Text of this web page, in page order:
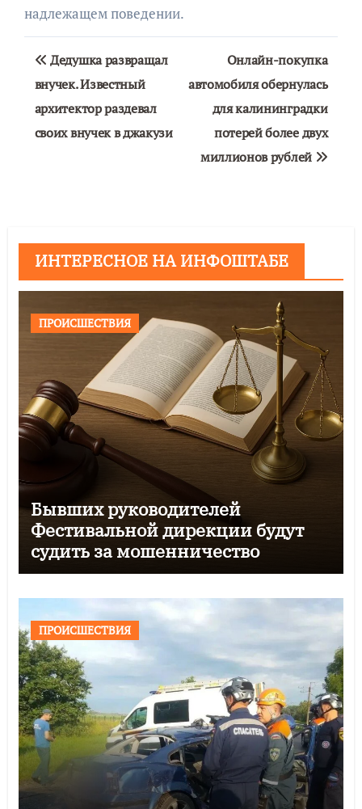
надлежащем поведении.
Навигация
по
записям
Дедушка развращал
внучек. Известный
архитектор раздевал
своих внучек в джакузи
Онлайн-покупка
автомобиля обернулась
для калининградки
потерей более двух
миллионов рублей
ИНТЕРЕСНОЕ НА ИНФОШТАБЕ
ПРОИСШЕСТВИЯ
Бывших руководителей
Фестивальной дирекции будут
судить за мошенничество
ПРОИСШЕСТВИЯ